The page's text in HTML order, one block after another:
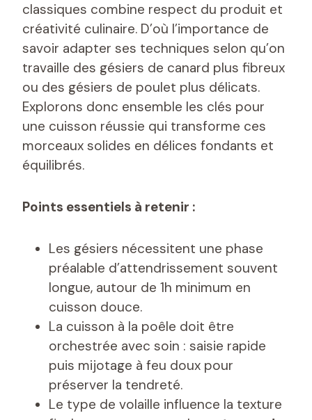
classiques combine respect du produit et
créativité culinaire. D’où l’importance de
savoir adapter ses techniques selon qu’on
travaille des gésiers de canard plus fibreux
ou des gésiers de poulet plus délicats.
Explorons donc ensemble les clés pour
une cuisson réussie qui transforme ces
morceaux solides en délices fondants et
équilibrés.
Points essentiels à retenir :
Les gésiers nécessitent une phase
préalable d’attendrissement souvent
longue, autour de 1h minimum en
cuisson douce.
La cuisson à la poêle doit être
orchestrée avec soin : saisie rapide
puis mijotage à feu doux pour
préserver la tendreté.
Le type de volaille influence la texture